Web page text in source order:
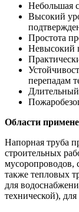
Небольшая
Высокий
Простота
Невысокий
перепадам
Области
Напорная труба
строительных
мусоропроводов,
также тепловых
для
технической),